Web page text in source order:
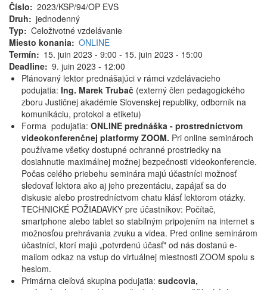
Číslo
2023/KSP/94/OP EVS
Druh
jednodenný
Typ
Celoživotné vzdelávanie
Miesto konania ONLINE
Termín
15. juin 2023 - 9:00 - 15. juin 2023 - 15:00
Deadline 9. juin 2023 - 12:00
Plánovaný lektor prednášajúci v rámci vzdelávacieho
podujatia: Ing. Marek Trubač (externý člen pedagogického
zboru Justičnej akadémie Slovenskej republiky, odborník na
komunikáciu, protokol a etiketu)
Forma podujatia: ONLINE prednáška - prostredníctvom
videokonferenčnej platformy ZOOM. Pri online seminároch
používame všetky dostupné ochranné prostriedky na
dosiahnutie maximálnej možnej bezpečnosti videokonferencie.
Počas celého priebehu seminára majú účastníci možnosť
sledovať lektora ako aj jeho prezentáciu, zapájať sa do
diskusie alebo prostredníctvom chatu klásť lektorom otázky.
TECHNICKÉ POŽIADAVKY pre účastníkov: Počítač,
smartphone alebo tablet so stabilným pripojením na internet s
možnosťou prehrávania zvuku a videa. Pred online seminárom
účastníci, ktorí majú „potvrdenú účasť" od nás dostanú e-
mailom odkaz na vstup do virtuálnej miestnosti ZOOM spolu s
heslom.
Primárna cieľová skupina podujatia: sudcovia,